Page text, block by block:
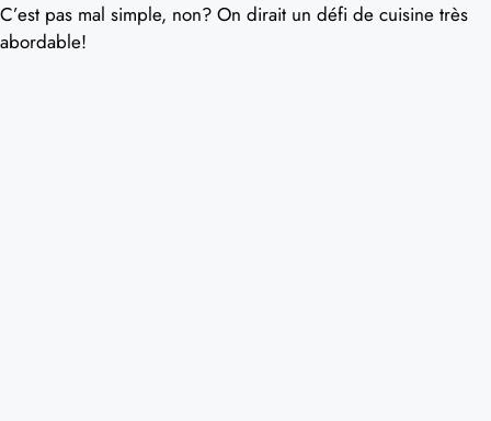
C’est pas mal simple, non? On dirait un défi de cuisine très
abordable!